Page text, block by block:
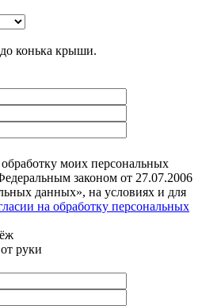
конька крыши.
моих персональных
законом от 27.07.2006
данных», на условиях и для
на обработку персональных
руки